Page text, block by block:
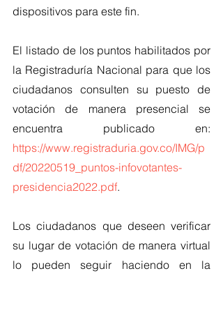
dispositivos para este fin.
El listado de los puntos habilitados por
la Registraduría Nacional para que los
ciudadanos consulten su puesto de
votación de manera presencial se
https://www.registraduria.gov.co/IMG/p
df/20220519_puntos-infovotantes-
presidencia2022.pdf.
Los ciudadanos que deseen verificar
su lugar de votación de manera virtual
lo pueden seguir haciendo en la